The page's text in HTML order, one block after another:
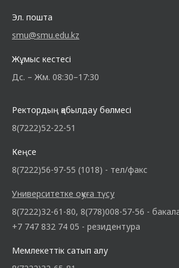
Эл. пошта
smu@smu.edu.kz
Жұмыс кестесі
Дс. – Жм. 08:30–17:30
Ректордың қабылдау бөлмесі
8(7222)52-22-51
Кеңсе
8(7222)56-97-55 (1018) - тел/факс
Университетке оқуға түсу
8(7222)32-61-80, 8(778)008-57-56 -
+7 747 832 74 05 - резидентура
Мемлекеттік сатып алу